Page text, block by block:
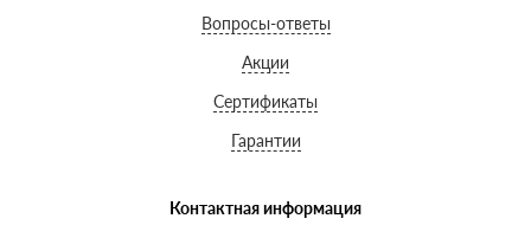
Вопросы-ответы
Акции
Сертификаты
Гарантии
Контактная информация